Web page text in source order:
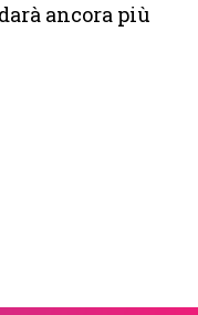
ancora più